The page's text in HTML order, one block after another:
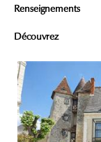
Renseignements
Découvrez